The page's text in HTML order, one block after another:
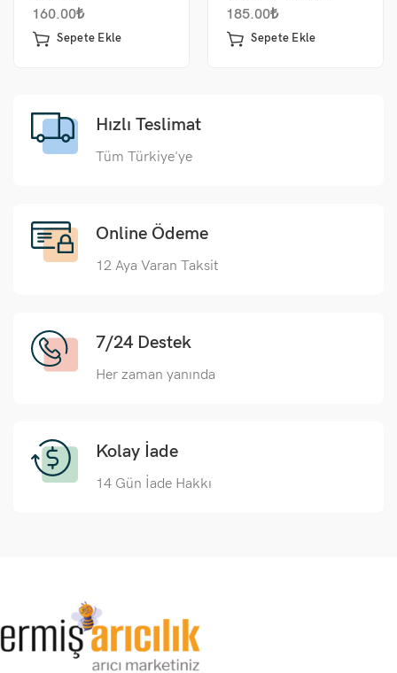
160.00₺
Sepete Ekle
185.00₺
Sepete Ekle
Hızlı Teslimat
Tüm Türkiye'ye
Online Ödeme
12 Aya Varan Taksit
7/24 Destek
Her zaman yanında
Kolay İade
14 Gün İade Hakkı